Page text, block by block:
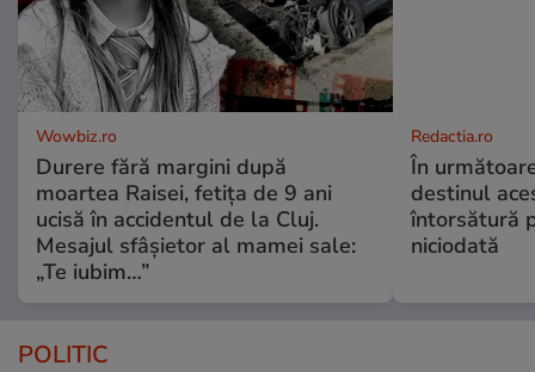
Wowbiz.ro
Durere fără margini după
moartea Raisei, fetița de 9 ani
ucisă în accidentul de la Cluj.
Mesajul sfâșietor al mamei sale:
„Te iubim…”
Redactia.ro
În
destinul
întorsătură
niciodată
POLITIC